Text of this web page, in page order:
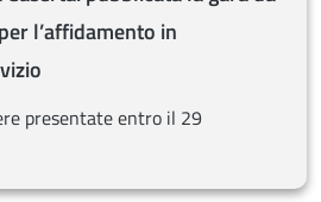
l’affidamento in
presentate entro il 29